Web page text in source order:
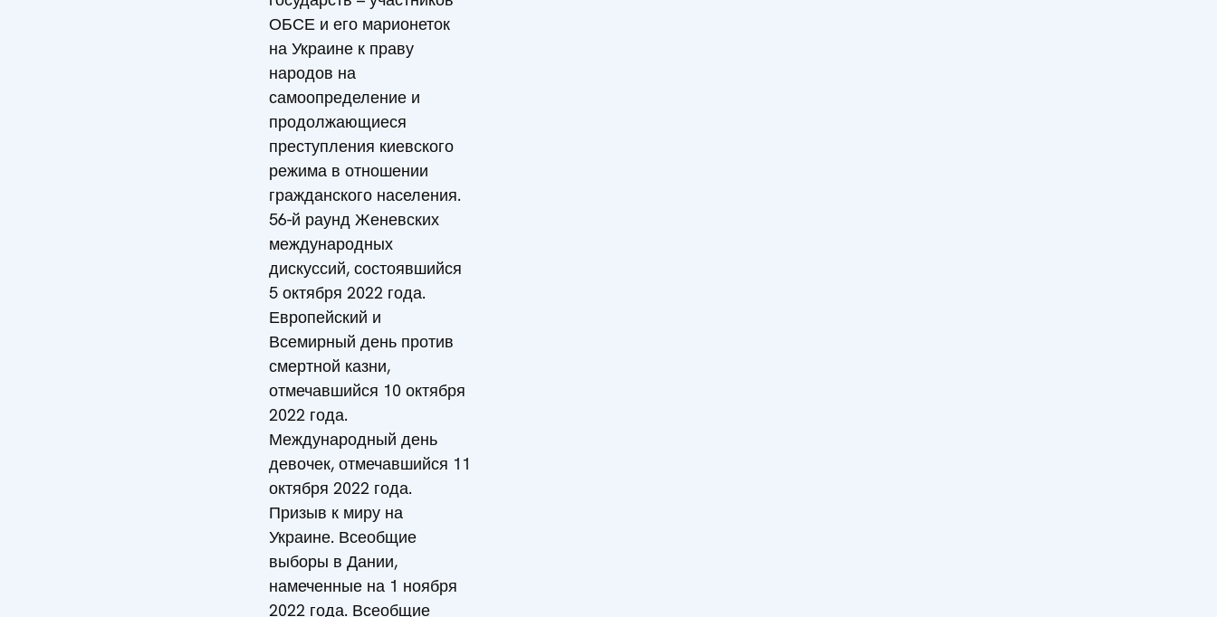
ОБСЕ и его марионеток
на Украине к праву
народов на
самоопределение и
продолжающиеся
преступления киевского
режима в отношении
гражданского населения.
56-й раунд Женевских
международных
дискуссий, состоявшийся
5 октября 2022 года.
Европейский и
Всемирный день против
смертной казни,
отмечавшийся 10 октября
2022 года.
Международный день
девочек, отмечавшийся 11
октября 2022 года.
Призыв к миру на
Украине. Всеобщие
выборы в Дании,
намеченные на 1 ноября
2022 года. Всеобщие